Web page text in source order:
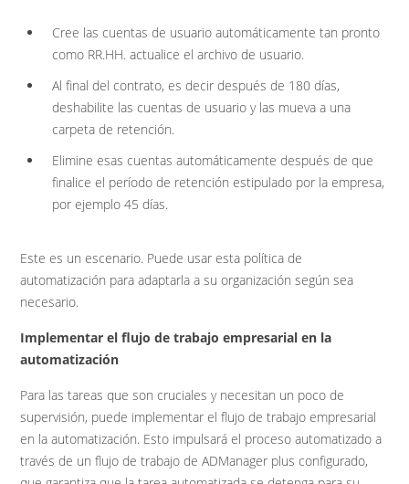
Cree las cuentas de usuario automáticamente tan pronto
como RR.HH. actualice el archivo de usuario.
Al final del contrato, es decir después de 180 días,
deshabilite las cuentas de usuario y las mueva a una
carpeta de retención.
Elimine esas cuentas automáticamente después de que
finalice el período de retención estipulado por la empresa,
por ejemplo 45 días.
Este es un escenario. Puede usar esta política de
automatización para adaptarla a su organización según sea
necesario.
Implementar el flujo de trabajo empresarial en la
automatización
Para las tareas que son cruciales y necesitan un poco de
supervisión, puede implementar el flujo de trabajo empresarial
en la automatización. Esto impulsará el proceso automatizado a
través de un flujo de trabajo de ADManager plus configurado,